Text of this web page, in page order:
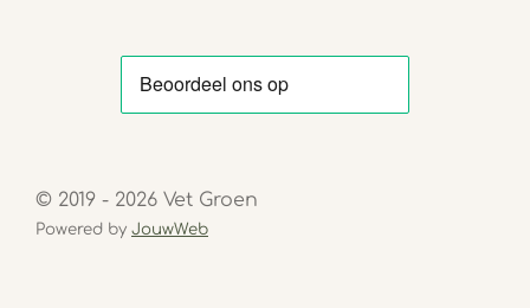
© 2019 - 2026 Vet Groen
Powered by JouwWeb